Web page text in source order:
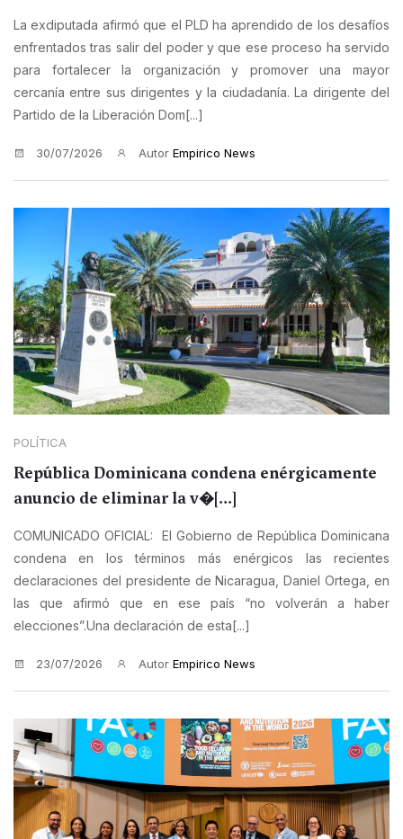
La exdiputada afirmó que el PLD ha aprendido de los desafíos
enfrentados tras salir del poder y que ese proceso ha servido
para fortalecer la organización y promover una mayor
cercanía entre sus dirigentes y la ciudadanía. La dirigente del
Partido de la Liberación Dom[...]
30/07/2026 Autor Empirico News
POLÍTICA
República Dominicana condena enérgicamente
anuncio de eliminar la v�[...]
COMUNICADO OFICIAL: El Gobierno de República Dominicana
condena en los términos más enérgicos las recientes
declaraciones del presidente de Nicaragua, Daniel Ortega, en
las que afirmó que en ese país “no volverán a haber
elecciones”.Una declaración de esta[...]
23/07/2026 Autor Empirico News